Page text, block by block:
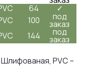
64
✓
100 под
заказ
144 под
заказ
Шлифованая, PVC –